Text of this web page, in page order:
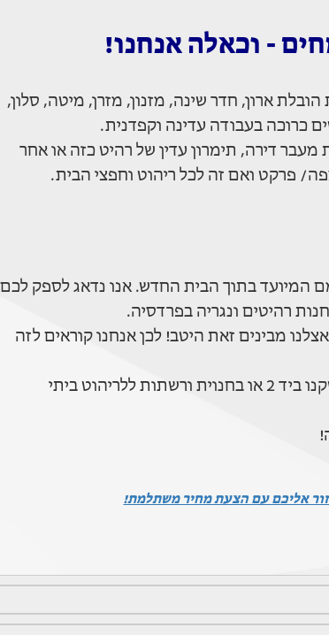
- וכאלה אנחנו!
ארון, חדר שינה, מזנון, מזרן, מיטה, סלון,
כרוכה בעבודה עדינה וקפדנית.
דירה, תימרון עדין של רהיט כזה או אחר
פרקט ואם זה לכל ריהוט וחפצי הבית.
המיועד בתוך הבית החדש. אנו נדאג לספק לכם
מבינים זאת היטב! לכן אנחנו קוראים לזה
ביתי
אליכם עם הצעת מחיר משתלמת!